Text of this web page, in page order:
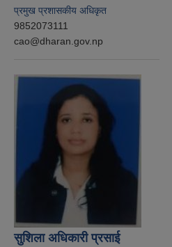
प्रमुख प्रशासकीय अधिकृत
9852073111
cao@dharan.gov.np
सुशिला अधिकारी प्रसाई